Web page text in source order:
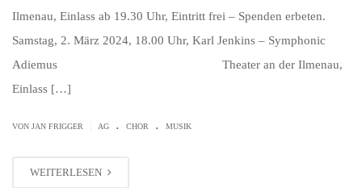
Ilmenau, Einlass ab 19.30 Uhr, Eintritt frei – Spenden erbeten.
Samstag, 2. März 2024, 18.00 Uhr, Karl Jenkins – Symphonic
Adiemus Theater an der Ilmenau,
Einlass […]
VON JAN FRIGGER AG . CHOR . MUSIK
WEITERLESEN